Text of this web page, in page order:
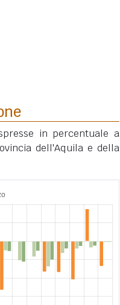
in percentuale a
dell'Aquila e della